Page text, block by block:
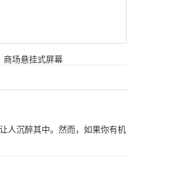
商场悬挂式屏幕
人沉醉其中。然而，如果你有机